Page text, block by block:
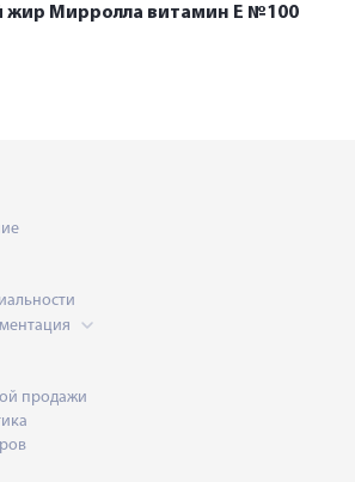
жир Мирролла витамин Е №100
продажи